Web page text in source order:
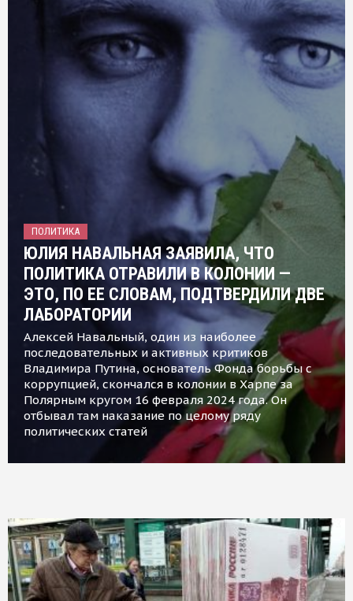
ПОЛИТИКА
ЮЛИЯ НАВАЛЬНАЯ ЗАЯВИЛА, ЧТО
ПОЛИТИКА ОТРАВИЛИ В КОЛОНИИ —
ЭТО, ПО ЕЕ СЛОВАМ, ПОДТВЕРДИЛИ ДВЕ
ЛАБОРАТОРИИ
Алексей Навальный, один из наиболее
последовательных и активных критиков
Владимира Путина, основатель Фонда борьбы с
коррупцией, скончался в колонии в Харпе за
Полярным кругом 16 февраля 2024 года. Он
отбывал там наказание по целому ряду
политических статей